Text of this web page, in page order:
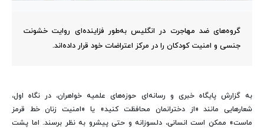
گروه‌های ضد مهاجرت در انگلیس به‌طور فزاینده‌ای روایت خشونت
جنسی و امنیت کودکان را در مرکز اعتراضات خود قرار داده‌اند.
به گزارش پایگاه خبری و رسانه‌ای حوزه‌های علمیه خواهران، در نگاه اول،
شعارهایی مانند «از دخترانمان محافظت کنید» یا «امنیت زنان خط قرمز
ماست» ممکن است انسانی، دلسوزانه و حتی پیشرو به نظر برسند. اما پشت